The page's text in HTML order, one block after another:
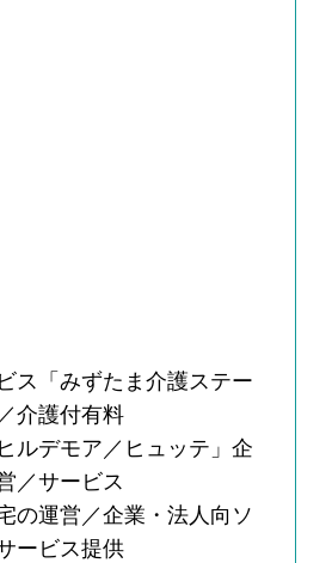
ス「みずたま介護ステー
介護付有料
ルデモア／ヒュッテ」企
／サービス
の運営／企業・法人向ソ
ービス提供